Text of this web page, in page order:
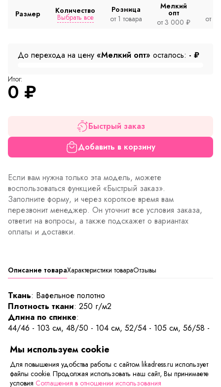
Размер Количество
Выбрать все
Розница
от 1 товара
Мелкий
опт
от 3 000 ₽
от
До перехода на цену «Мелкий опт» осталось: - ₽
Итог:
0 ₽
Быстрый заказ
Добавить в корзину
Если вам нужна только эта модель, можете
воспользоваться функцией «Быстрый заказ».
Заполните форму, и через короткое время вам
перезвонит менеджер. Он уточнит все условия заказа,
ответит на вопросы, а также подскажет о вариантах
оплаты и доставки.
Описание товараХарактеристики товараОтзывы
Ткань: Вафельное полотно
Плотность ткани: 250 г/м2
Длина по спинке:
44/46 - 103 см, 48/50 - 104 см, 52/54 - 105 см, 56/58 -
Как приятно после ванной обернуться легким халатом,
который впитает остатки влаги и подарит ощущения
комфорта. Модель выполнена из вафельного полотна.
Мы используем cookie
Для повышения удобства работы с сайтом likadress.ru использует
файлы cookie. Продолжая использовать наш сайт, Вы принимаете
условия Соглашения в отношении использования